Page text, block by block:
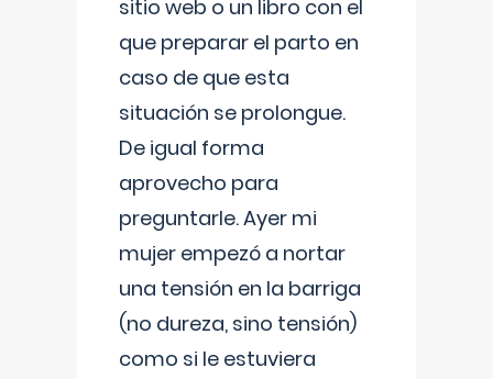
sitio web o un libro con el
que preparar el parto en
caso de que esta
situación se prolongue.
De igual forma
aprovecho para
preguntarle. Ayer mi
mujer empezó a nortar
una tensión en la barriga
(no dureza, sino tensión)
como si le estuviera